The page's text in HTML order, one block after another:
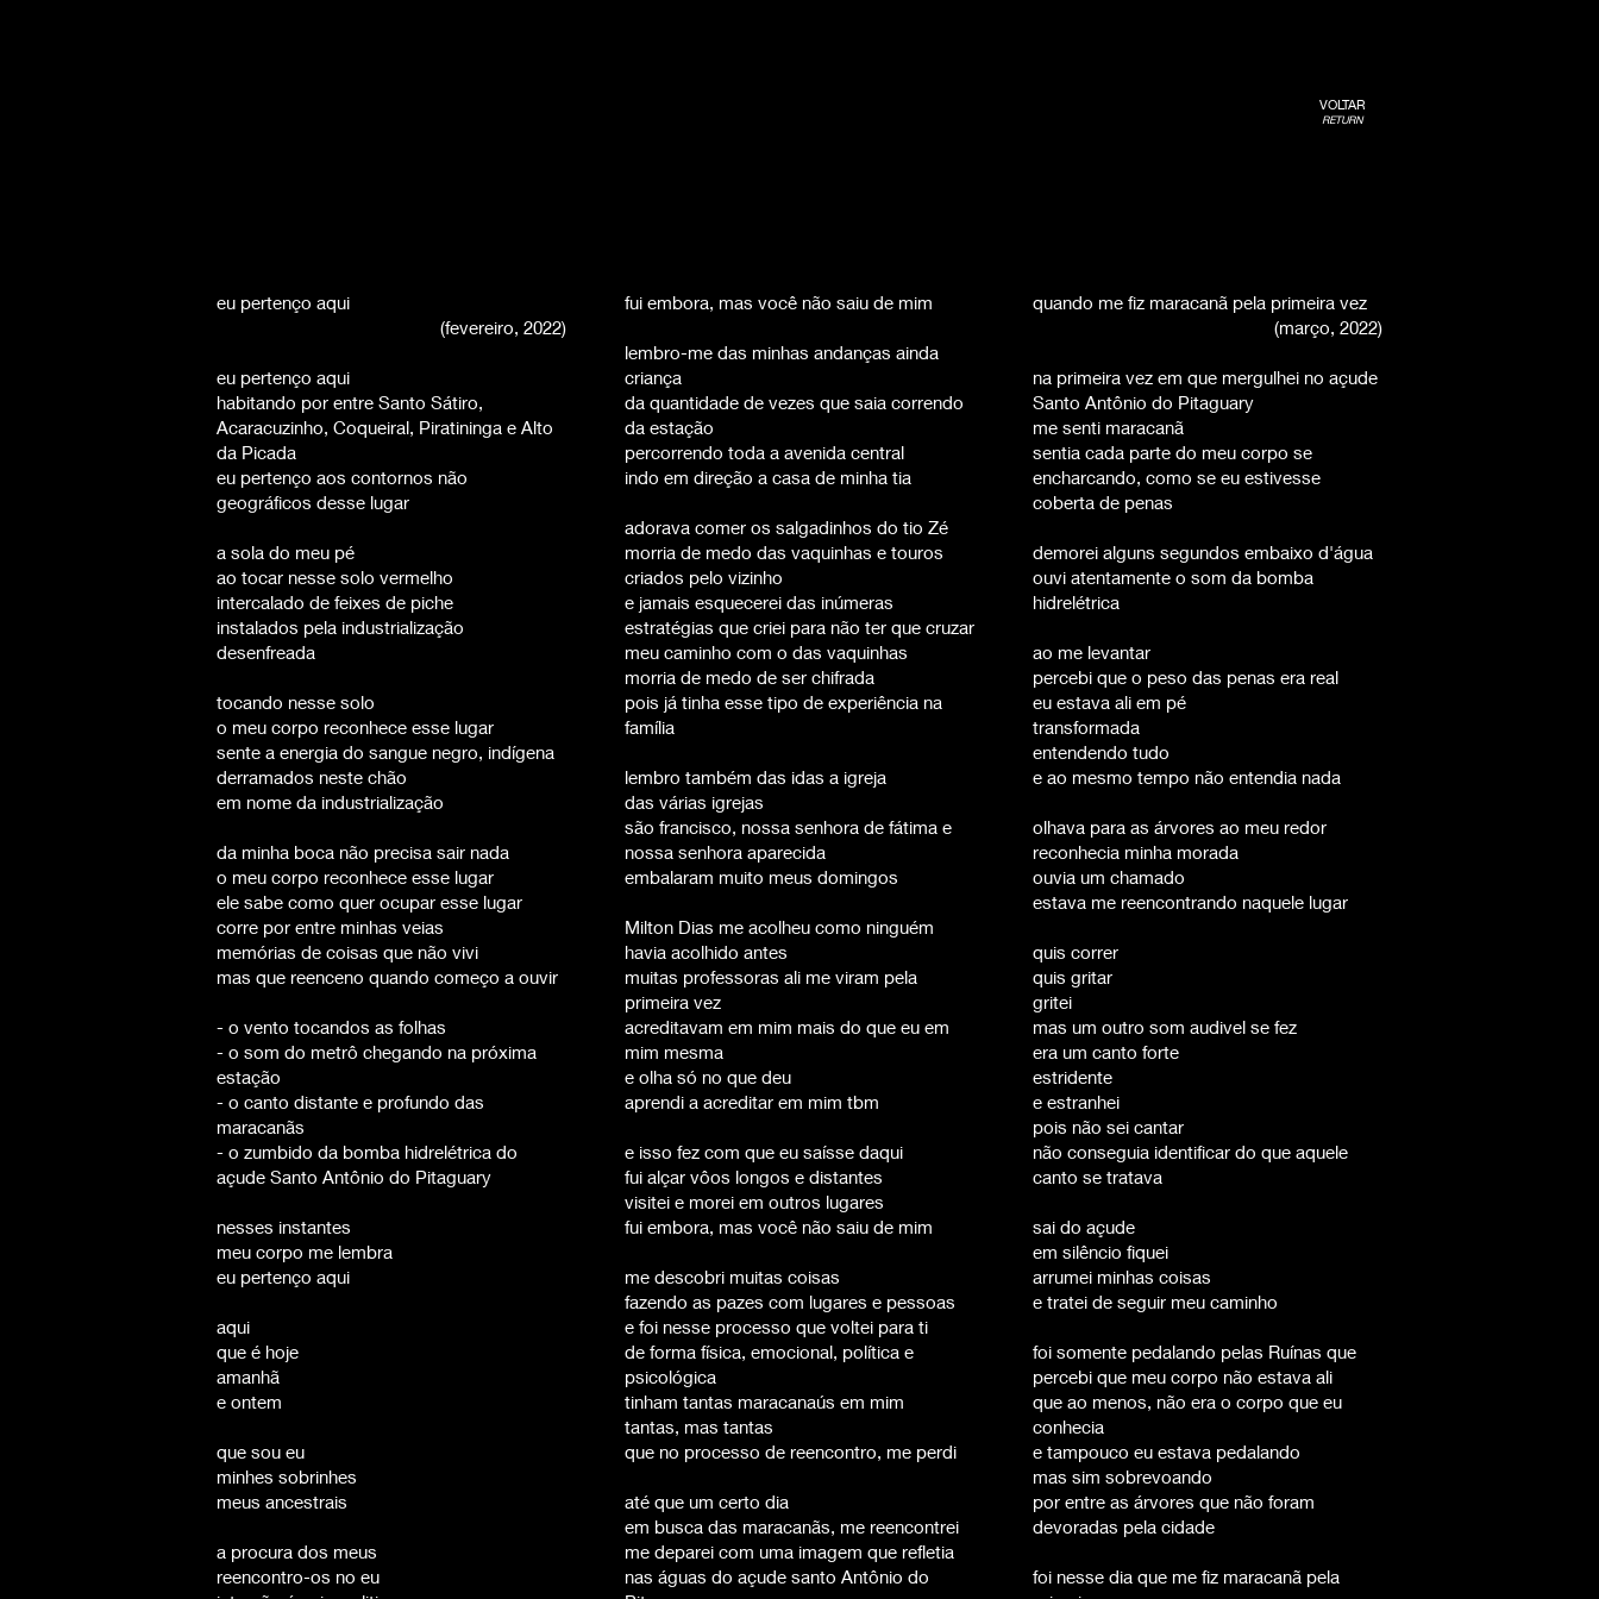
VOLTAR
RETURN
eu pertenço aqui
(fevereiro, 2022)
eu pertenço aqui
habitando por entre Santo Sátiro,
Acaracuzinho, Coqueiral, Piratininga e Alto
da Picada
eu pertenço aos contornos não
geográficos desse lugar
a sola do meu pé
ao tocar nesse solo vermelho
intercalado de feixes de piche
instalados pela industrialização
desenfreada
tocando nesse solo
o meu corpo reconhece esse lugar
sente a energia do sangue negro, indígena
derramados neste chão
em nome da industrialização
da minha boca não precisa sair nada
o meu corpo reconhece esse lugar
ele sabe como quer ocupar esse lugar
corre por entre minhas veias
memórias de coisas que não vivi
mas que reenceno quando começo a ouvir
- o vento tocandos as folhas
- o som do metrô chegando na próxima
estação
- o canto distante e profundo das
maracanãs
- o zumbido da bomba hidrelétrica do
açude Santo Antônio do Pitaguary
nesses instantes
meu corpo me lembra
eu pertenço aqui
aqui
que é hoje
amanhã
e ontem
que sou eu
minhes sobrinhes
meus ancestrais
a procura dos meus
reencontro-os no eu
fui embora, mas você não saiu de mim
lembro-me das minhas andanças ainda
criança
da quantidade de vezes que saia correndo
da estação
percorrendo toda a avenida central
indo em direção a casa de minha tia
adorava comer os salgadinhos do tio Zé
morria de medo das vaquinhas e touros
criados pelo vizinho
e jamais esquecerei das inúmeras
estratégias que criei para não ter que cruzar
meu caminho com o das vaquinhas
morria de medo de ser chifrada
pois já tinha esse tipo de experiência na
família
lembro também das idas a igreja
das várias igrejas
são francisco, nossa senhora de fátima e
nossa senhora aparecida
embalaram muito meus domingos
Milton Dias me acolheu como ninguém
havia acolhido antes
muitas professoras ali me viram pela
primeira vez
acreditavam em mim mais do que eu em
mim mesma
e olha só no que deu
aprendi a acreditar em mim tbm
e isso fez com que eu saísse daqui
fui alçar vôos longos e distantes
visitei e morei em outros lugares
fui embora, mas você não saiu de mim
me descobri muitas coisas
fazendo as pazes com lugares e pessoas
e foi nesse processo que voltei para ti
de forma física, emocional, política e
psicológica
tinham tantas maracanaús em mim
tantas, mas tantas
que no processo de reencontro, me perdi
até que um certo dia
em busca das maracanãs, me reencontrei
me deparei com uma imagem que refletia
nas águas do açude santo Antônio do
quando me fiz maracanã pela primeira vez
(março, 2022)
na primeira vez em que mergulhei no açude
Santo Antônio do Pitaguary
me senti maracanã
sentia cada parte do meu corpo se
encharcando, como se eu estivesse
coberta de penas
demorei alguns segundos embaixo d'água
ouvi atentamente o som da bomba
hidrelétrica
ao me levantar
percebi que o peso das penas era real
eu estava ali em pé
transformada
entendendo tudo
e ao mesmo tempo não entendia nada
olhava para as árvores ao meu redor
reconhecia minha morada
ouvia um chamado
estava me reencontrando naquele lugar
quis correr
quis gritar
gritei
mas um outro som audivel se fez
era um canto forte
estridente
e estranhei
pois não sei cantar
não conseguia identificar do que aquele
canto se tratava
sai do açude
em silêncio fiquei
arrumei minhas coisas
e tratei de seguir meu caminho
foi somente pedalando pelas Ruínas que
percebi que meu corpo não estava ali
que ao menos, não era o corpo que eu
conhecia
e tampouco eu estava pedalando
mas sim sobrevoando
por entre as árvores que não foram
devoradas pela cidade
foi nesse dia que me fiz maracanã pela